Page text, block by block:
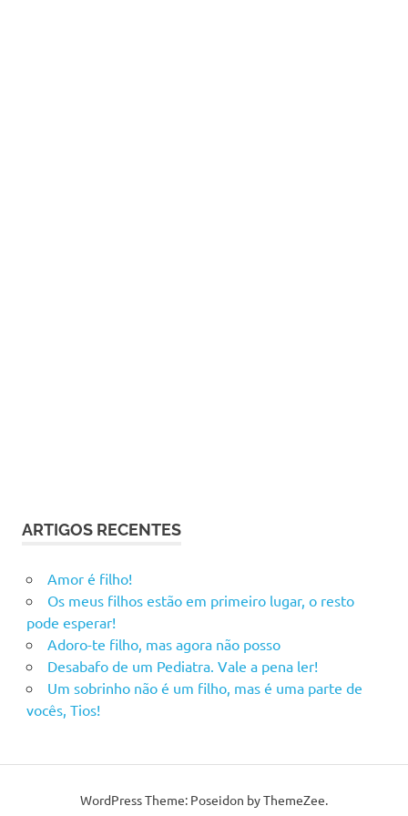
ARTIGOS RECENTES
Amor é filho!
Os meus filhos estão em primeiro lugar, o resto
pode esperar!
Adoro-te filho, mas agora não posso
Desabafo de um Pediatra. Vale a pena ler!
Um sobrinho não é um filho, mas é uma parte de
vocês, Tios!
WordPress Theme: Poseidon by ThemeZee.